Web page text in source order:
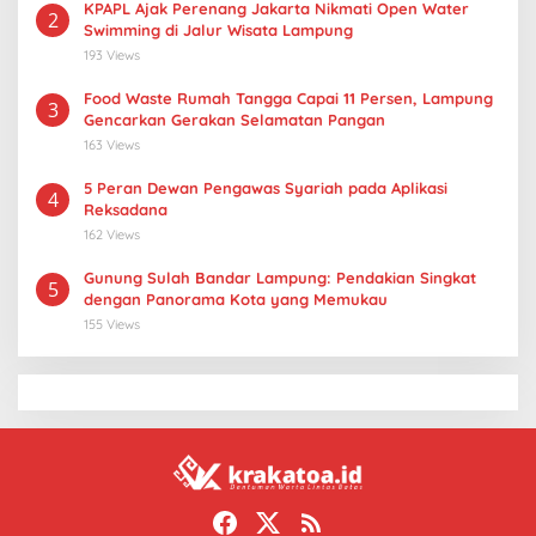
2
KPAPL Ajak Perenang Jakarta Nikmati Open Water
Swimming di Jalur Wisata Lampung
193 Views
3
Food Waste Rumah Tangga Capai 11 Persen, Lampung
Gencarkan Gerakan Selamatan Pangan
163 Views
4
5 Peran Dewan Pengawas Syariah pada Aplikasi
Reksadana
162 Views
5
Gunung Sulah Bandar Lampung: Pendakian Singkat
dengan Panorama Kota yang Memukau
155 Views